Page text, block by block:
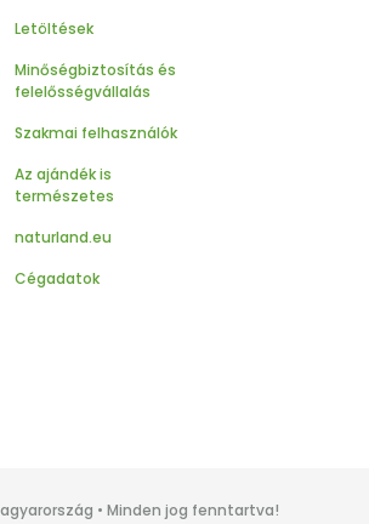
Letöltések
Minőségbiztosítás és
felelősségvállalás
Szakmai felhasználók
Az ajándék is
természetes
naturland.eu
Cégadatok
• Minden jog fenntartva!